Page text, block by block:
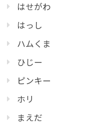
はせがわ
はっし
ハムくま
ひじー
ピンキー
ホリ
まえだ